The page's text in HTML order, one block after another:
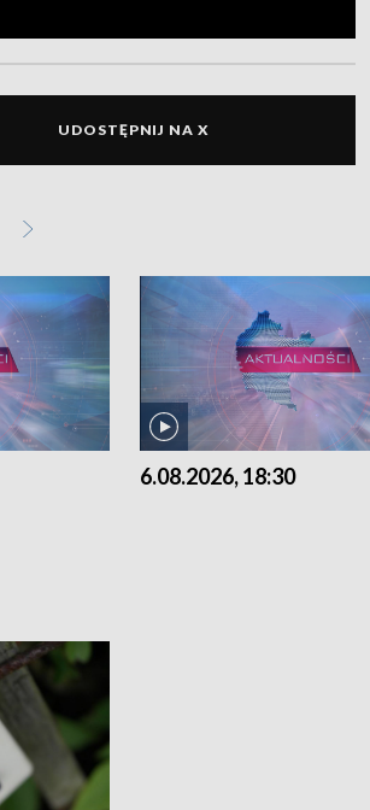
UDOSTĘPNIJ NA X
6.08.2026, 18:30